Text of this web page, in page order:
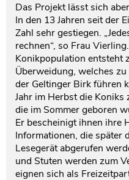
Das Projekt lässt sich
In den 13 Jahren seit der
Zahl sehr gestiegen.
rechnen“, so Frau
Konikpopulation entsteht
Überweidung, welches
der Geltinger Birk führen
Jahr im Herbst die Koniks
die im Sommer geboren
Er bescheinigt ihnen ihre
Informationen, die später
Lesegerät abgerufen
und Stuten werden zum
eignen sich als